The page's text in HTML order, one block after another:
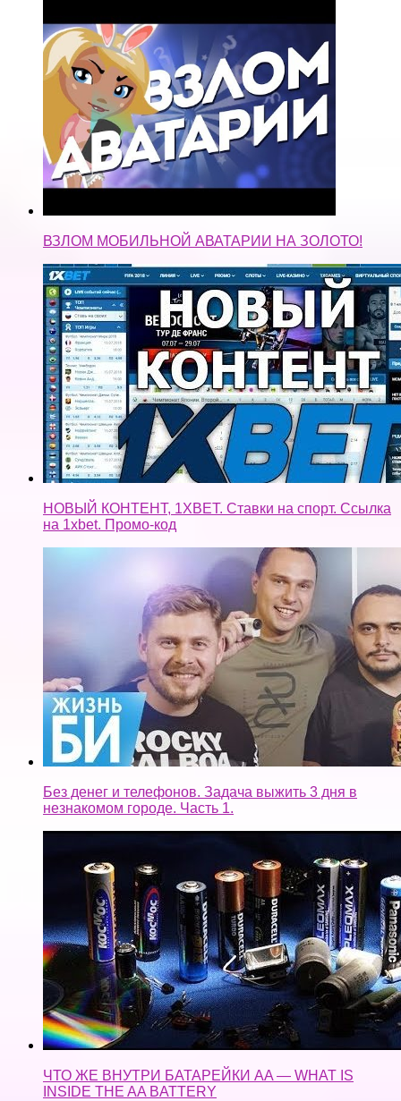
ВЗЛОМ МОБИЛЬНОЙ АВАТАРИИ НА ЗОЛОТО!
НОВЫЙ КОНТЕНТ, 1XBET. Ставки на спорт. Ссылка
на 1xbet. Промо-код
Без денег и телефонов. Задача выжить 3 дня в
незнакомом городе. Часть 1.
ЧТО ЖЕ ВНУТРИ БАТАРЕЙКИ AA — WHAT IS
INSIDE THE AA BATTERY